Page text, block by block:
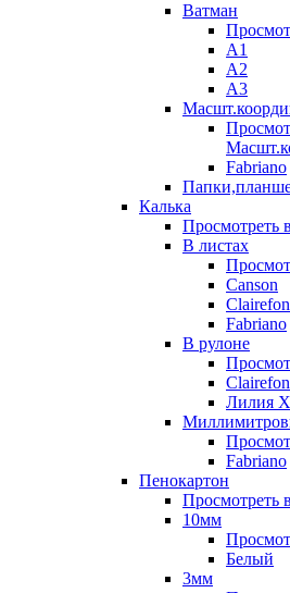
Ватман
А1
А2
А3
Fabriano
Калька
Просмотреть
В листах
Canson
Fabriano
В рулоне
Лилия
Fabriano
Пенокартон
Просмотреть
10мм
Белый
3мм